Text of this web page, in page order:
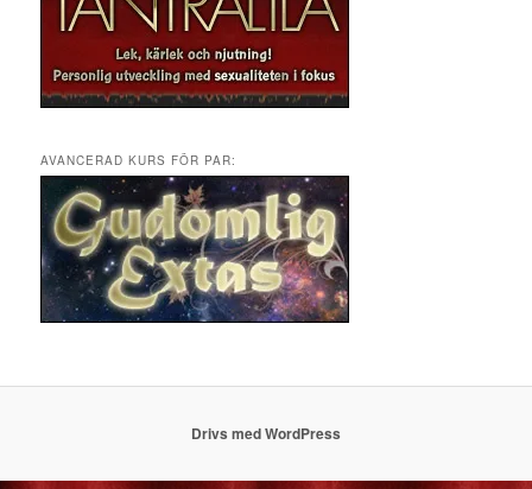
AVANCERAD KURS FÖR PAR:
Drivs med WordPress